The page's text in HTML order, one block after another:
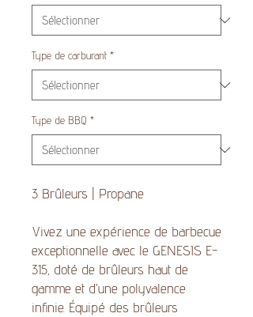
Type de carburant *
Type de BBQ *
3 Brûleurs | Propane
Vivez une expérience de barbecue
exceptionnelle avec le GENESIS E-
315, doté de brûleurs haut de
gamme et d'une polyvalence
infinie. Équipé des brûleurs